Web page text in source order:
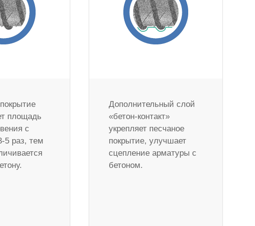
площадь
с
5 раз, тем
Дополнительный слой
«бетон-контакт»
укрепляет песчаное
покрытие, улучшает
сцепление арматуры с
бетоном.